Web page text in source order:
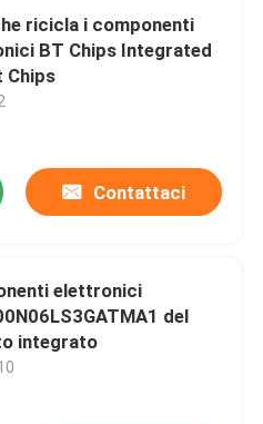
ricicla i componenti
BT Chips Integrated
Chips
Contattaci
elettronici
del
integrato